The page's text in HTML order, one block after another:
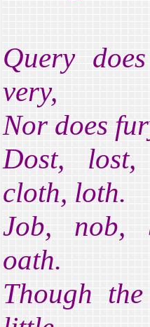
Query
very,
Nor does
Dost,
cloth, loth.
Job, nob,
oath.
Though